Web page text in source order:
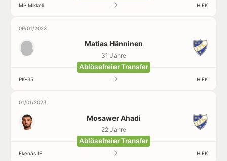
MP Mikkeli HIFK
09/01/2023
Matias Hänninen
31 Jahre
Ablösefreier Transfer
PK-35 HIFK
01/01/2023
Mosawer Ahadi
22 Jahre
Ablösefreier Transfer
Ekenäs IF HIFK